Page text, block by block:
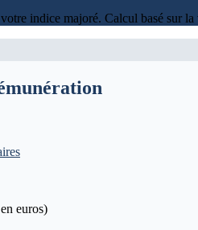
indice majoré. Calcul basé sur
euros)